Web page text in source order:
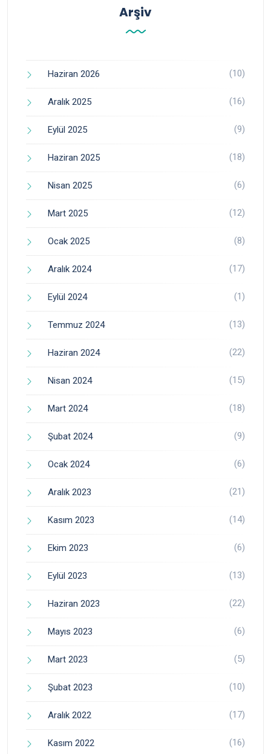
Arşiv
Haziran 2026 (10)
Aralık 2025 (16)
Eylül 2025 (9)
Haziran 2025 (18)
Nisan 2025 (6)
Mart 2025 (12)
Ocak 2025 (8)
Aralık 2024 (17)
Eylül 2024 (1)
Temmuz 2024 (13)
Haziran 2024 (22)
Nisan 2024 (15)
Mart 2024 (18)
Şubat 2024 (9)
Ocak 2024 (6)
Aralık 2023 (21)
Kasım 2023 (14)
Ekim 2023 (6)
Eylül 2023 (13)
Haziran 2023 (22)
Mayıs 2023 (6)
Mart 2023 (5)
Şubat 2023 (10)
Aralık 2022 (17)
Kasım 2022 (16)